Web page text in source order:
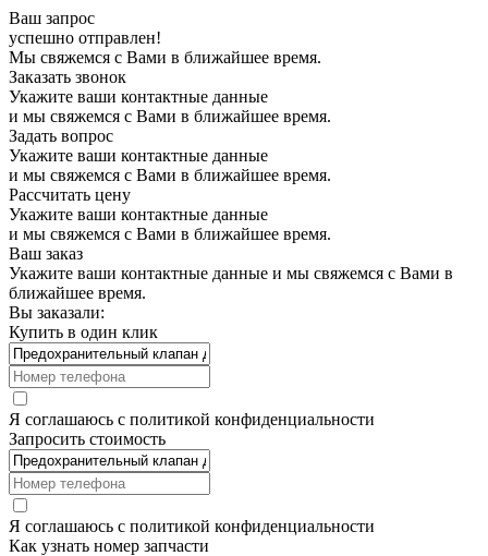
Ваш запрос
успешно отправлен!
Мы свяжемся с Вами в ближайшее время.
Заказать звонок
Укажите ваши контактные данные
и мы свяжемся с Вами в ближайшее время.
Задать вопрос
Укажите ваши контактные данные
и мы свяжемся с Вами в ближайшее время.
Рассчитать цену
Укажите ваши контактные данные
и мы свяжемся с Вами в ближайшее время.
Ваш заказ
Укажите ваши контактные данные и мы свяжемся с Вами в
ближайшее время.
Вы заказали:
Купить в один клик
Я соглашаюсь с политикой конфиденциальности
Запросить стоимость
Я соглашаюсь с политикой конфиденциальности
Как узнать номер запчасти